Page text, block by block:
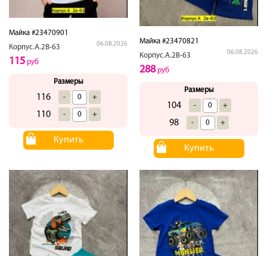
Майка #23470901
Корпус.А.2В-63
06.08.2026
115 руб
Размеры
116 - +
110 - +
Купить
Майка #23470821
Корпус.А.2В-63
06.08.2026
288руб
Размеры
104 - +
98 - +
Купить